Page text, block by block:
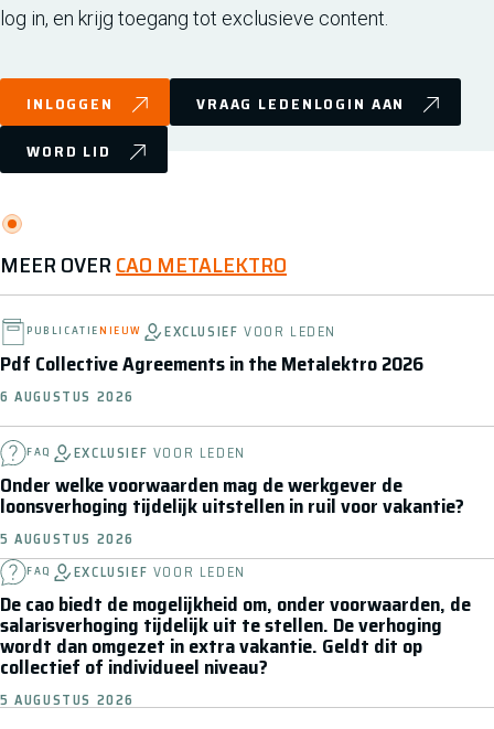
log in, en krijg toegang tot exclusieve content.
INLOGGEN
VRAAG LEDENLOGIN AAN
WORD LID
MEER OVERCAO METALEKTRO
PUBLICATIENIEUW EXCLUSIEF VOOR LEDEN
Pdf Collective Agreements in the Metalektro 2026
6 AUGUSTUS 2026
FAQ EXCLUSIEF VOOR LEDEN
Onder welke voorwaarden mag de werkgever de
loonsverhoging tijdelijk uitstellen in ruil voor vakantie?
5 AUGUSTUS 2026
FAQ EXCLUSIEF VOOR LEDEN
De cao biedt de mogelijkheid om, onder voorwaarden, de
salarisverhoging tijdelijk uit te stellen. De verhoging
wordt dan omgezet in extra vakantie. Geldt dit op
collectief of individueel niveau?
5 AUGUSTUS 2026